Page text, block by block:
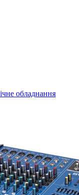
обладнання